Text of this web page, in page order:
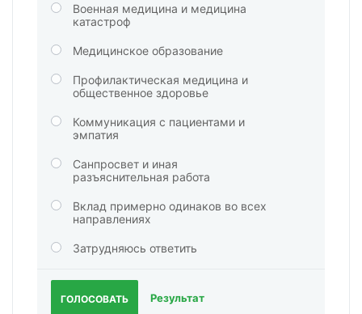
Военная медицина и медицина
катастроф
Медицинское образование
Профилактическая медицина и
общественное здоровье
Коммуникация с пациентами и
эмпатия
Санпросвет и иная
разъяснительная работа
Вклад примерно одинаков во всех
направлениях
Затрудняюсь ответить
ГОЛОСОВАТЬ Результат